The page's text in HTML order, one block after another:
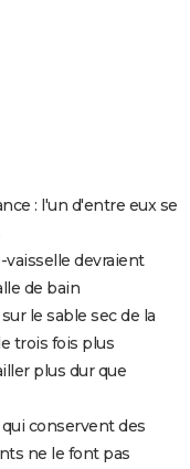
: l'un d'entre eux se
vaisselle devraient
de bain
le sable sec de la
trois fois plus
plus dur que
conservent des
ne le font pas